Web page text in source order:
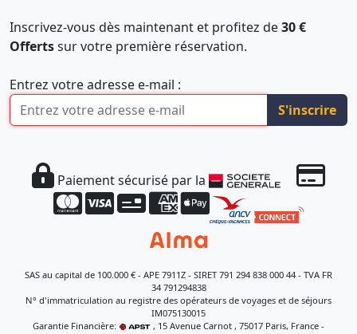
Inscrivez-vous dès maintenant et profitez de30 €
Offertssur votre première réservation.
Entrez votre adresse e-mail :
S'inscrire
Paiement sécurisé par la
SAS au capital de 100.000 € - APE 7911Z - SIRET 791 294 838 000 44 - TVA FR
34 791294838
N° d'immatriculation au registre des opérateurs de voyages et de séjours
IM075130015
Garantie Financière:
, 15 Avenue Carnot , 75017 Paris, France -